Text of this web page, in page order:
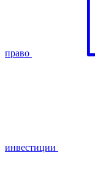
право
инвестиции